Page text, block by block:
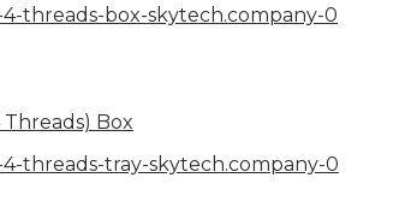
Threads) Box